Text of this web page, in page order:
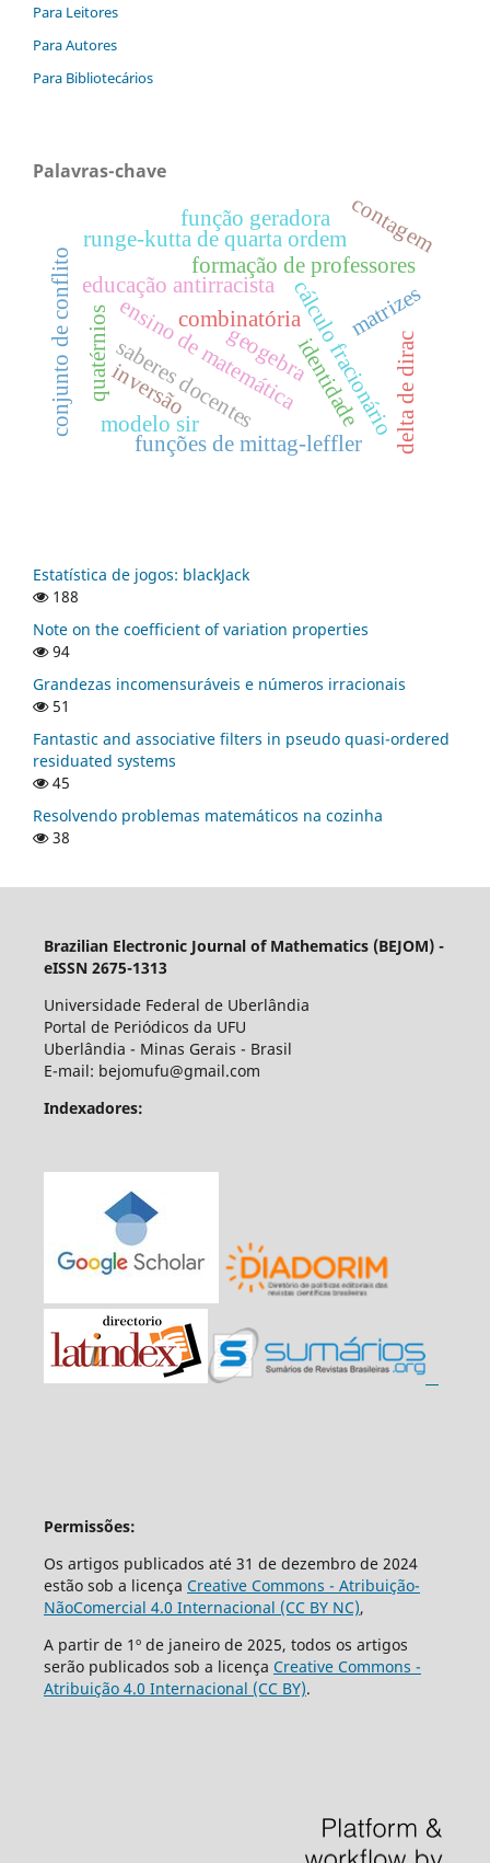
Para Leitores
Para Autores
Para Bibliotecários
Palavras-chave
formação de professores
educação antirracista
ensino de matemática
saberes docentes cálculo fracionário
funções de mittag-leffler
quatérniosinversão
conjunto de conflito
runge-kutta de quarta ordem
delta de dirac
combinatória
função geradora
matrizes
contagem
geogebra
modelo sir identidade
Estatística de jogos: blackJack
188
Note on the coefficient of variation properties
94
Grandezas incomensuráveis e números irracionais
51
Fantastic and associative filters in pseudo quasi-ordered
residuated systems
45
Resolvendo problemas matemáticos na cozinha
38
Brazilian Electronic Journal of Mathematics (BEJOM) -
eISSN 2675-1313
Universidade Federal de Uberlândia
Portal de Periódicos da UFU
Uberlândia - Minas Gerais - Brasil
E-mail: bejomufu@gmail.com
Indexadores:
Permissões:
Os artigos publicados até 31 de dezembro de 2024
estão sob a licença Creative Commons - Atribuição-
NãoComercial 4.0 Internacional (CC BY NC),
A partir de 1º de janeiro de 2025, todos os artigos
serão publicados sob a licença Creative Commons -
Atribuição 4.0 Internacional (CC BY).